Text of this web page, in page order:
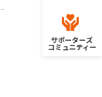
サポーターズ
コミュニティー